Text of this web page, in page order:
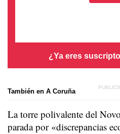
¿Ya eres
También en A Coruña
La torre polivalente del
parada por «discrepancias